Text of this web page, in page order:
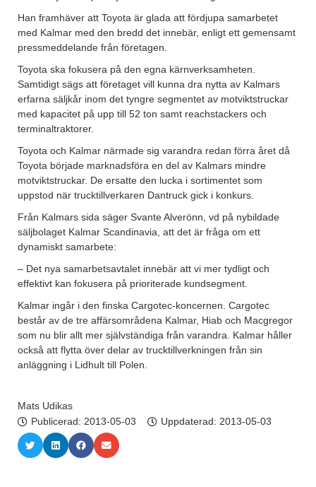
Han framhäver att Toyota är glada att fördjupa samarbetet
med Kalmar med den bredd det innebär, enligt ett gemensamt
pressmeddelande från företagen.
Toyota ska fokusera på den egna kärnverksamheten.
Samtidigt sägs att företaget vill kunna dra nytta av Kalmars
erfarna säljkår inom det tyngre segmentet av motviktstruckar
med kapacitet på upp till 52 ton samt reachstackers och
terminaltraktorer.
Toyota och Kalmar närmade sig varandra redan förra året då
Toyota började marknadsföra en del av Kalmars mindre
motviktstruckar. De ersatte den lucka i sortimentet som
uppstod när trucktillverkaren Dantruck gick i konkurs.
Från Kalmars sida säger Svante Alverönn, vd på nybildade
säljbolaget Kalmar Scandinavia, att det är fråga om ett
dynamiskt samarbete:
– Det nya samarbetsavtalet innebär att vi mer tydligt och
effektivt kan fokusera på prioriterade kundsegment.
Kalmar ingår i den finska Cargotec-koncernen. Cargotec
består av de tre affärsområdena Kalmar, Hiab och Macgregor
som nu blir allt mer självständiga från varandra. Kalmar håller
också att flytta över delar av trucktillverkningen från sin
anläggning i Lidhult till Polen.
Mats Udikas
Publicerad: 2013-05-03 Uppdaterad: 2013-05-03